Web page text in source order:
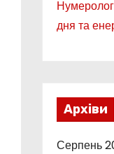
дня та
Архіви
Серпень